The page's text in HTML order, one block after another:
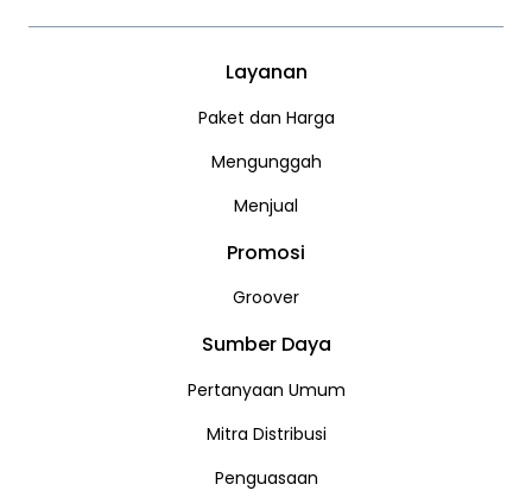
Layanan
Paket dan Harga
Mengunggah
Menjual
Promosi
Groover
Sumber Daya
Pertanyaan Umum
Mitra Distribusi
Penguasaan